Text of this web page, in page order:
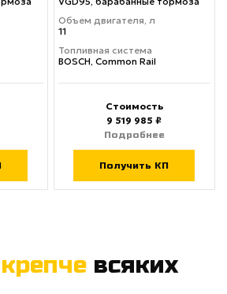
Объем двигателя, л
11
Топливная система
BOSCH, Common Rail
Стоимость
9 519 985 ₽
Подробнее
Получить КП
крепче всяких